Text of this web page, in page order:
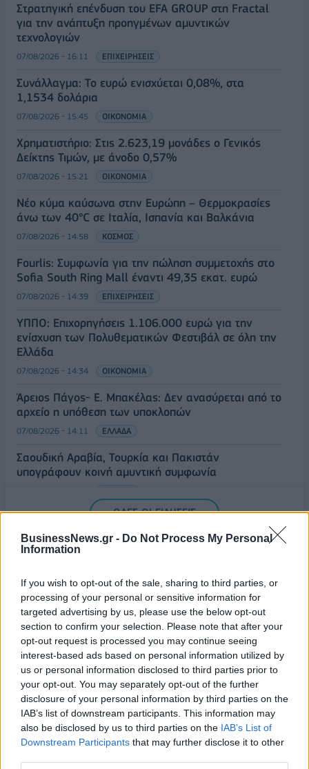
BusinessNews.gr - Do Not Process My Personal
Information
If you wish to opt-out of the sale, sharing to third parties, or
processing of your personal or sensitive information for
targeted advertising by us, please use the below opt-out
section to confirm your selection. Please note that after your
opt-out request is processed you may continue seeing
interest-based ads based on personal information utilized by
us or personal information disclosed to third parties prior to
your opt-out. You may separately opt-out of the further
disclosure of your personal information by third parties on the
IAB’s list of downstream participants. This information may
also be disclosed by us to third parties on the IAB’s List of
Downstream Participants that may further disclose it to other
Στρατηγική επένδυση του EFA GROUP στη Fractal
για την ανάπτυξη προηγμένων αμυντικών
τεχνολογιών
07/08/2026 - 16:11 ΕΠΙΧΕΙΡΗΣΕΙΣ
Συνάλλαγμα: Το ευρώ ενισχύεται 0,08%, στα
1,1534 δολάρια
07/08/2026 - 15:45 ΟΙΚΟΝΟΜΙΑ
Χρηματιστήριο: Στις 2.623,19 μονάδες ο Γενικός
Δείκτης Τιμών, με άνοδο 0,57%
07/08/2026 - 15:21 ΟΙΚΟΝΟΜΙΑ
Νέο κύμα καύσωνα στην Ευρώπη – Θερμοκρασίες
άνω των 40°C σε Ιταλία, Ισπανία και Βαλκάνια
07/08/2026 - 14:58 ΚΟΣΜΟΣ
Fourlis: Συμφωνία για την πώληση συμμετοχής στο
Sofia South Ring Mall έναντι 49,35 εκατ. ευρώ
07/08/2026 - 14:39 ΕΠΙΧΕΙΡΗΣΕΙΣ
ΥΠΠΟ: Επιχορηγήσεις 1.106.000 ευρώ για την
ενίσχυση των Πολυθεματικών Φεστιβάλ σε όλη την
Ελλάδα
07/08/2026 - 14:34 ΟΙΚΟΝΟΜΙΑ
Άρειος Πάγος- Ε. Μπακέλας: Δεν ανασύρεται από το
αρχείο η υπόθεση των υποκλοπών
07/08/2026 - 14:11 ΕΛΛΑΔΑ
Σαουδική Αραβία, Τουρκία και Πακιστάν
υπογράφουν κοινή αμυντική συμφωνία
ΟΛΕΣ ΟΙ ΕΙΔΗΣΕΙΣ
ΔΗΜΟΦΙΛΗ
Έρευνα ΕΟΤ: Η Ελλάδα στις κορυφαίες επιλογές
των Ευρωπαίων ταξιδιωτών
07/08/2026 - 10:56 ΤΟΥΡΙΣΜΟΣ